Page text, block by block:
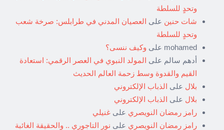
وتحدٍ للسلطة
شات حنين على العصيان المدني في طرابلس: صرخة شعب
وتحدٍ للسلطة
mohamed على وكيف ننسى؟
أدهم سالم على المولد النبوي في العصر الرقمي: استعادة
القيم والقدوة وسط زحمة العالم الحديث
بلال على الذباب الإلكتروني
بلال على الذباب الإلكتروني
رامز رمضان النويصري على غنيلي
رامز رمضان النويصري على نور التاجوري .. والحقيقة الغائبة